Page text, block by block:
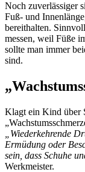
Noch zuverlässiger
Fuß- und
bereithalten.
messen, weil Füße
sollte man immer
sind.
Klagt ein Kind über
„Wiederkehrende
Ermüdung oder
sein, dass Schuhe
Werkmeister.